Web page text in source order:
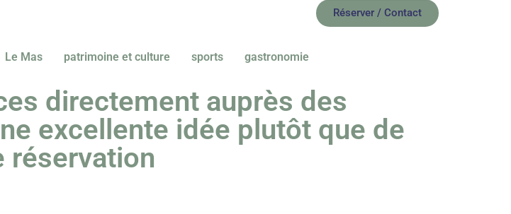
Réserver / Contact
Le Mas patrimoine et culture sports gastronomie
directement auprès des
excellente idée plutôt que de
réservation